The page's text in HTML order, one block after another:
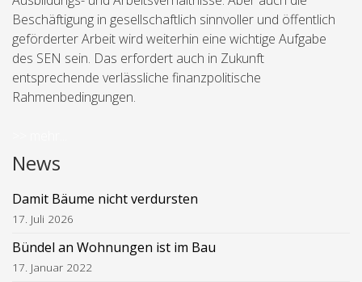
Beschäftigung in gesellschaftlich sinnvoller und öffentlich
geförderter Arbeit wird weiterhin eine wichtige Aufgabe
des SEN sein. Das erfordert auch in Zukunft
entsprechende verlässliche finanzpolitische
Rahmenbedingungen.
News
Damit Bäume nicht verdursten
17. Juli 2026
Bündel an Wohnungen ist im Bau
17. Januar 2022